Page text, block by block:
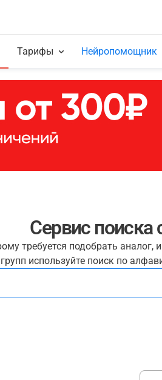
Тарифы Нейропомощник
Сервис поиска
требуется подобрать
используйте поиск по